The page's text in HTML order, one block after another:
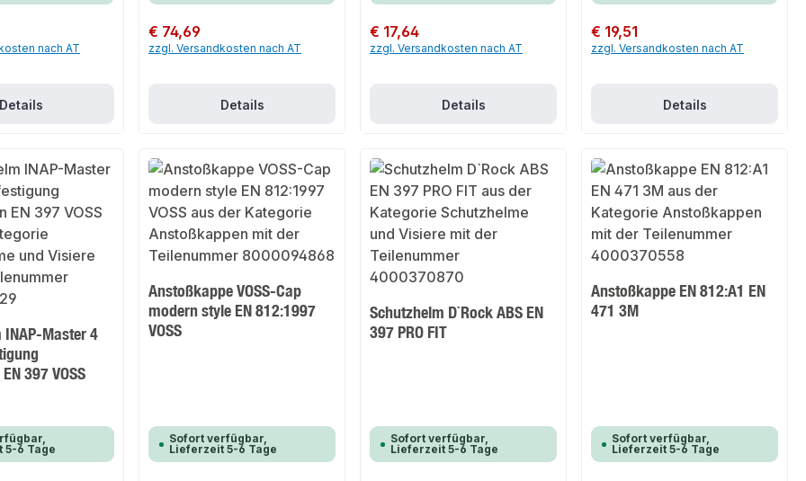
nach AT
Details
Regulärer Preis:
€ 74,69
zzgl. Versandkosten nach AT
Details
Regulärer Preis:
€ 17,64
zzgl. Versandkosten nach AT
Details
Regulärer Preis:
€ 19,51
zzgl. Versandkosten nach AT
Details
INAP-Master 4
397 VOSS
5-6 Tage
Anstoßkappe VOSS-Cap
modern style EN 812:1997
VOSS
Sofort verfügbar,
Lieferzeit 5-6 Tage
Schutzhelm D`Rock ABS EN
397 PRO FIT
Sofort verfügbar,
Lieferzeit 5-6 Tage
Anstoßkappe EN 812:A1 EN
471 3M
Sofort verfügbar,
Lieferzeit 5-6 Tage